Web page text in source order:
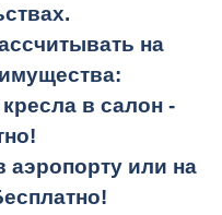
на
в салон -
аэропорту или на